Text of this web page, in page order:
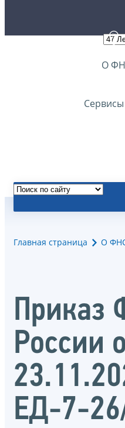
О
Сервисы
Главная страница О
Приказ
России
ЕД-7-